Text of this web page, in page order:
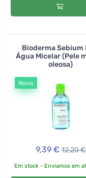
Bioderma Sebium
Água Micelar (Pele
oleosa)
Novo
9,39 € 12,20 €
Em stock - Enviamos em